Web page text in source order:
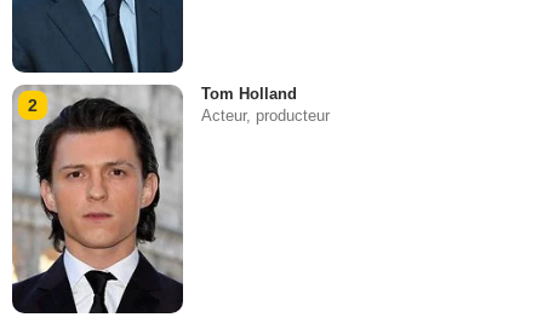
2
Tom Holland
Acteur, producteur